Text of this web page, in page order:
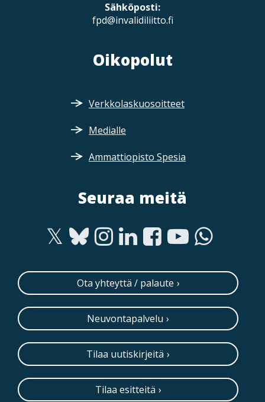
Sähköposti:
fpd@invalidiliitto.fi
Oikopolut
Verkkolaskuosoitteet
Medialle
Ammattiopisto Spesia
Seuraa meitä
Ota yhteyttä / palaute
Neuvontapalvelu
Tilaa uutiskirjeitä
Tilaa esitteitä